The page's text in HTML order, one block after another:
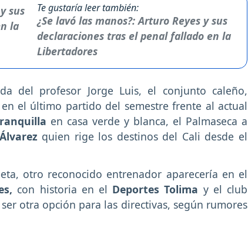
Te gustaría leer también:
¿Se lavó las manos?: Arturo Reyes y sus
declaraciones tras el penal fallado en la
Libertadores
del profesor Jorge Luis, el conjunto caleño,
el último partido del semestre frente al actual
en casa verde y blanca, el Palmaseca a
quien rige los destinos del Cali desde el
otro reconocido entrenador aparecería en el
con historia en el Deportes Tolima y el club
otra opción para las directivas, según rumores